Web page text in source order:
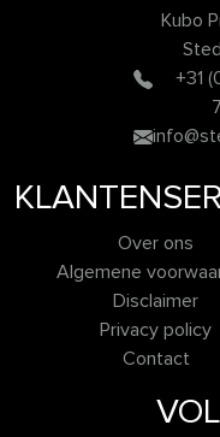
Kubo
+31
Over ons
Algemene
Disclaimer
Privacy policy
Contact